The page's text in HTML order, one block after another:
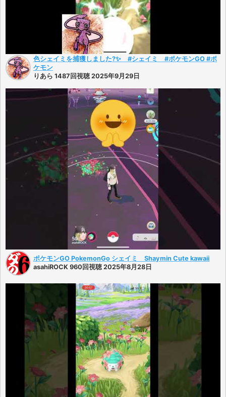
色シェイミを捕獲しました?✨ #シェイミ #ポケモンGO #ポ
ケモン
りあら 1487回視聴 2025年9月29日
ポケモンGO PokemonGo シェイミ Shaymin Cute kawaii
asahiROCK 960回視聴 2025年8月28日